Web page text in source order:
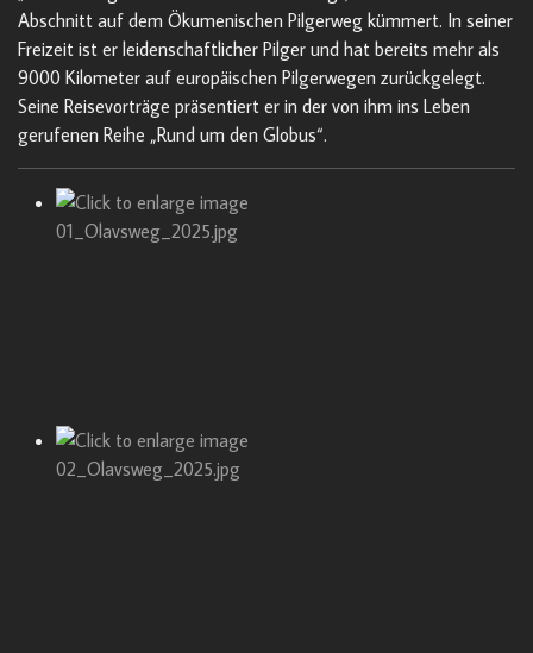
Abschnitt auf dem Ökumenischen Pilgerweg kümmert. In seiner
Freizeit ist er leidenschaftlicher Pilger und hat bereits mehr als
9000 Kilometer auf europäischen Pilgerwegen zurückgelegt.
Seine Reisevorträge präsentiert er in der von ihm ins Leben
gerufenen Reihe „Rund um den Globus“.